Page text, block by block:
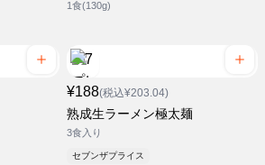
1食(130g)
¥188(税込¥203.04)
熟成生ラーメン極太麺
3食入り
セブンザプライス